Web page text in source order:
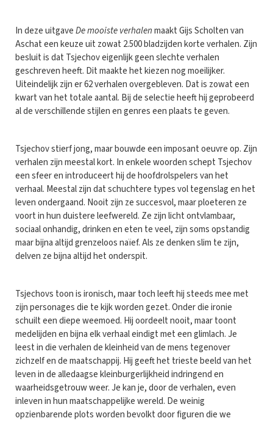
In deze uitgaveDe mooiste verhalenmaakt Gijs Scholten van
Aschat een keuze uit zowat 2.500 bladzijden korte verhalen. Zijn
besluit is dat Tsjechov eigenlijk geen slechte verhalen
geschreven heeft. Dit maakte het kiezen nog moeilijker.
Uiteindelijk zijn er 62 verhalen overgebleven. Dat is zowat een
kwart van het totale aantal. Bij de selectie heeft hij geprobeerd
al de verschillende stijlen en genres een plaats te geven.
Tsjechov stierf jong, maar bouwde een imposant oeuvre op. Zijn
verhalen zijn meestal kort. In enkele woorden schept Tsjechov
een sfeer en introduceert hij de hoofdrolspelers van het
verhaal. Meestal zijn dat schuchtere types vol tegenslag en het
leven ondergaand. Nooit zijn ze succesvol, maar ploeteren ze
voort in hun duistere leefwereld. Ze zijn licht ontvlambaar,
sociaal onhandig, drinken en eten te veel, zijn soms opstandig
maar bijna altijd grenzeloos naïef. Als ze denken slim te zijn,
delven ze bijna altijd het onderspit.
Tsjechovs toon is ironisch, maar toch leeft hij steeds mee met
zijn personages die te kijk worden gezet. Onder die ironie
schuilt een diepe weemoed. Hij oordeelt nooit, maar toont
medelijden en bijna elk verhaal eindigt met een glimlach. Je
leest in die verhalen de kleinheid van de mens tegenover
zichzelf en de maatschappij. Hij geeft het trieste beeld van het
leven in de alledaagse kleinburgerlijkheid indringend en
waarheidsgetrouw weer. Je kan je, door de verhalen, even
inleven in hun maatschappelijke wereld. De weinig
opzienbarende plots worden bevolkt door figuren die we